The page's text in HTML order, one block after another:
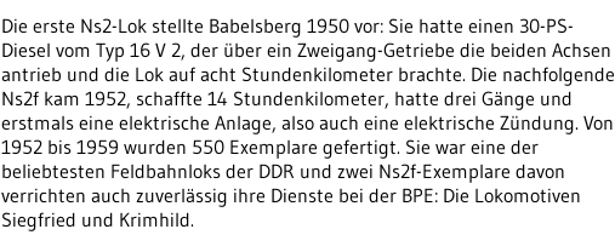
Die erste Ns2-Lok stellte Babelsberg 1950 vor: Sie hatte einen 30-PS-
Diesel vom Typ 16 V 2, der über ein Zweigang-Getriebe die beiden Achsen
antrieb und die Lok auf acht Stundenkilometer brachte. Die nachfolgende
Ns2f kam 1952, schaffte 14 Stundenkilometer, hatte drei Gänge und
erstmals eine elektrische Anlage, also auch eine elektrische Zündung. Von
1952 bis 1959 wurden 550 Exemplare gefertigt. Sie war eine der
beliebtesten Feldbahnloks der DDR und zwei Ns2f-Exemplare davon
verrichten auch zuverlässig ihre Dienste bei der BPE: Die Lokomotiven
Siegfried und Krimhild.